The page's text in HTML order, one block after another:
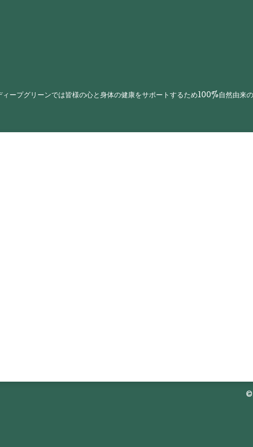
プグリーンでは皆様の心と身体の健康をサポートするため100%自然由来